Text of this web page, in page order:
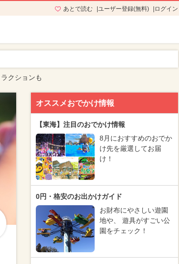
あとで読む ユーザー登録(無料) ログイン
クションも
オススメおでかけ情報
【東海】注目のおでかけ情報
8月におすすめのおでか
け先を厳選してお届
け！
0円・格安のお出かけガイド
お財布にやさしい遊園
地や、 遊具がすごい公
園をチェック！